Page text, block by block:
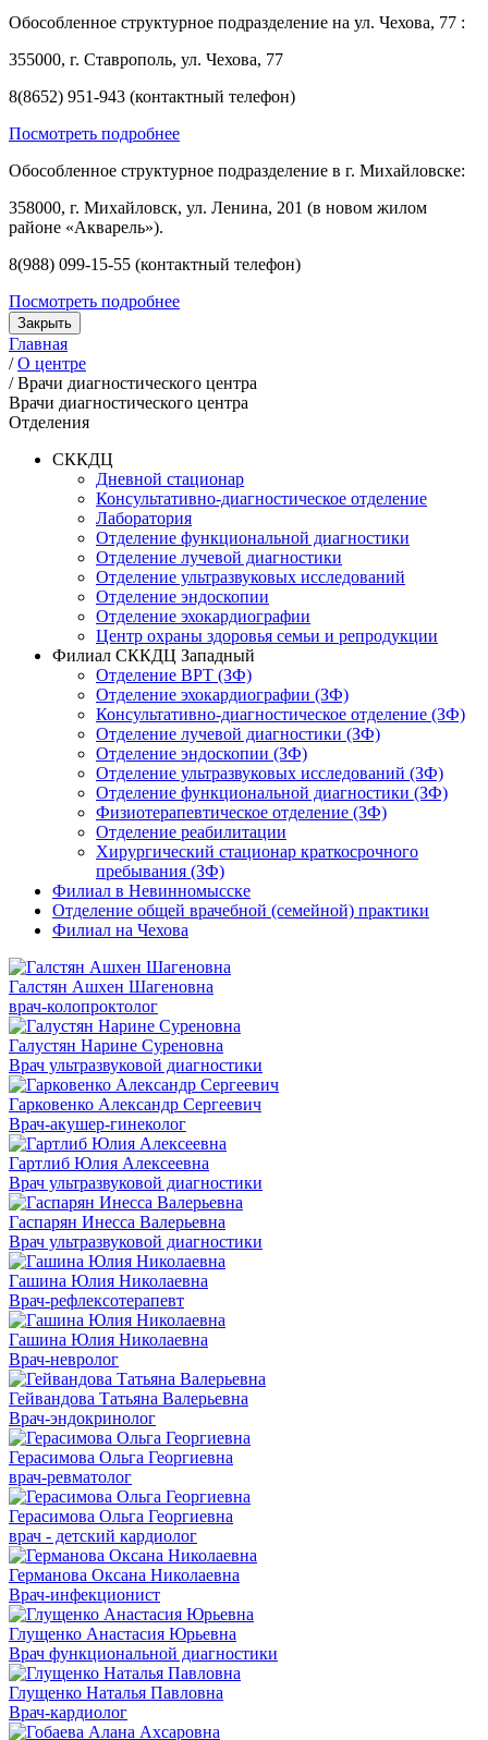
Обособленное структурное подразделение на ул. Чехова, 77 :
355000, г. Ставрополь, ул. Чехова, 77
8(8652) 951-943 (контактный телефон)
Посмотреть подробнее
Обособленное структурное подразделение в г. Михайловске:
358000, г. Михайловск, ул. Ленина, 201 (в новом жилом
районе «Акварель»).
8(988) 099-15-55 (контактный телефон)
Посмотреть подробнее
Закрыть
Главная
/ О центре
/ Врачи диагностического центра
Врачи диагностического центра
Отделения
СККДЦ
Дневной стационар
Консультативно-диагностическое отделение
Лаборатория
Отделение функциональной диагностики
Отделение лучевой диагностики
Отделение ультразвуковых исследований
Отделение эндоскопии
Отделение эхокардиографии
Центр охраны здоровья семьи и репродукции
Филиал СККДЦ Западный
Отделение ВРТ (ЗФ)
Отделение эхокардиографии (ЗФ)
Консультативно-диагностическое отделение (ЗФ)
Отделение лучевой диагностики (ЗФ)
Отделение эндоскопии (ЗФ)
Отделение ультразвуковых исследований (ЗФ)
Отделение функциональной диагностики (ЗФ)
Физиотерапевтическое отделение (ЗФ)
Отделение реабилитации
Хирургический стационар краткосрочного
пребывания (ЗФ)
Филиал в Невинномысске
Отделение общей врачебной (семейной) практики
Филиал на Чехова
Галстян Ашхен Шагеновна
врач-колопроктолог
Галустян Нарине Суреновна
Врач ультразвуковой диагностики
Гарковенко Александр Сергеевич
Врач-акушер-гинеколог
Гартлиб Юлия Алексеевна
Врач ультразвуковой диагностики
Гаспарян Инесса Валерьевна
Врач ультразвуковой диагностики
Гашина Юлия Николаевна
Врач-рефлексотерапевт
Гашина Юлия Николаевна
Врач-невролог
Гейвандова Татьяна Валерьевна
Врач-эндокринолог
Герасимова Ольга Георгиевна
врач-ревматолог
Герасимова Ольга Георгиевна
врач - детский кардиолог
Германова Оксана Николаевна
Врач-инфекционист
Глущенко Анастасия Юрьевна
Врач функциональной диагностики
Глущенко Наталья Павловна
Врач-кардиолог